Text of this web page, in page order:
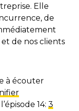
Elle
de
de nos clients
à écouter
14: 3